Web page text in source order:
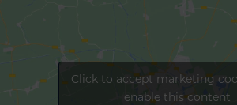
Click to accept marketing
enable this content